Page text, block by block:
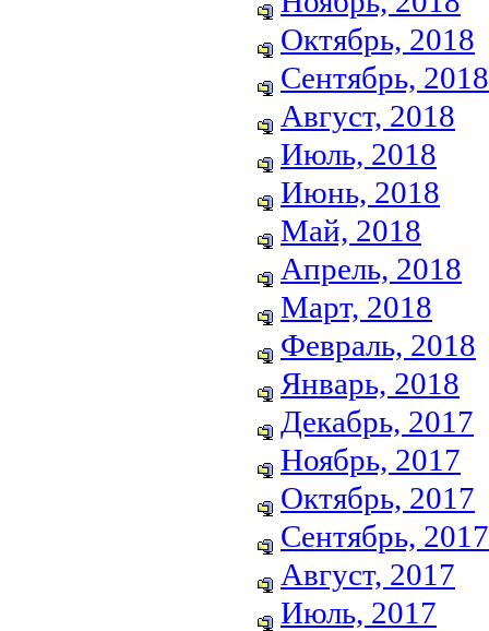
Октябрь, 2018
Сентябрь, 2018
Август, 2018
Июль, 2018
Июнь, 2018
Май, 2018
Апрель, 2018
Март, 2018
Февраль, 2018
Январь, 2018
Декабрь, 2017
Ноябрь, 2017
Октябрь, 2017
Сентябрь, 2017
Август, 2017
Июль, 2017